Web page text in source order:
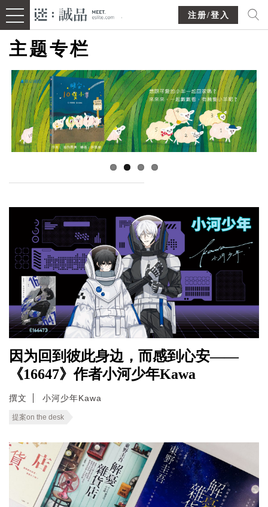
注册/登入
主题专栏
因为回到彼此身边，而感到心安——
《16647》作者小河少年Kawa
撰文 小河少年Kawa
提案on the desk